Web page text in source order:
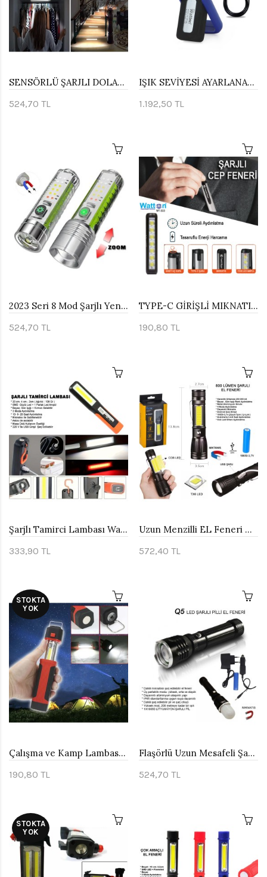
SENSÖRLÜ ŞARJLI DOLAP LAMBASI WATTON WT-288
524,70 TL
IŞIK SEVİYESİ AYARLANABİLİR ÇALIŞMA LAMBASI WATTON WT-285
1.192,50 TL
2023 Seri 8 Mod Şarjlı Yeni Nesil El Feneri Watton Wt-609
524,70 TL
TYPE-C GİRİŞLİ MIKNATISLI ŞARJLI CEP FENERİ WATTON WT-333
190,80 TL
Şarjlı Tamirci Lambası Watton Wt-297
333,90 TL
Uzun Menzilli EL Feneri Mıknatıslı Watton Wt-602
572,40 TL
STOKTA
YOK
Çalışma ve Kamp Lambası Watton Wt-292
190,80 TL
Flaşörlü Uzun Mesafeli Şarjlı Pilli Mıknatıslı EL Feneri Watton Wt-282
524,70 TL
STOKTA
YOK